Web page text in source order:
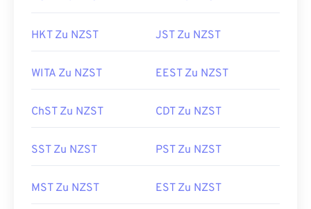
HKT Zu NZST JST Zu NZST
WITA Zu NZST EEST Zu NZST
ChST Zu NZST CDT Zu NZST
SST Zu NZST PST Zu NZST
MST Zu NZST EST Zu NZST